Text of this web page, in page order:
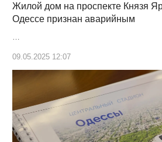
Жилой дом на проспекте Князя
Одессе признан аварийным
09.05.2025 12:07